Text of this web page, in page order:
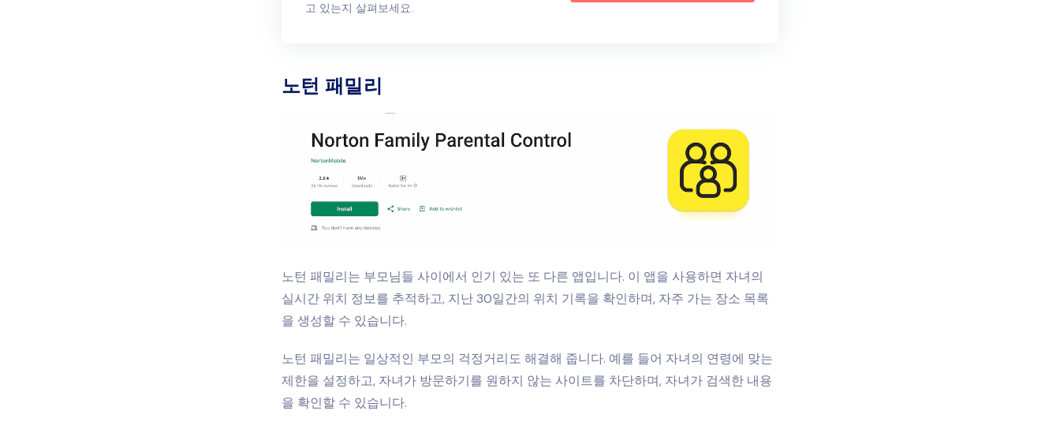
고 있는지 살펴보세요.
노턴 패밀리
노턴 패밀리는 부모님들 사이에서 인기 있는 또 다른 앱입니다. 이 앱을 사용하면 자녀의
실시간 위치 정보를 추적하고, 지난 30일간의 위치 기록을 확인하며, 자주 가는 장소 목록
을 생성할 수 있습니다.
노턴 패밀리는 일상적인 부모의 걱정거리도 해결해 줍니다. 예를 들어 자녀의 연령에 맞는
제한을 설정하고, 자녀가 방문하기를 원하지 않는 사이트를 차단하며, 자녀가 검색한 내용
을 확인할 수 있습니다.